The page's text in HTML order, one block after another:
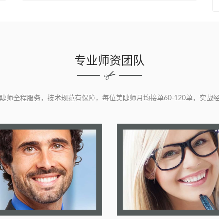
专业师资团队
师全程服务，技术规范有保障，每位美睫师月均接单60-120单，实战